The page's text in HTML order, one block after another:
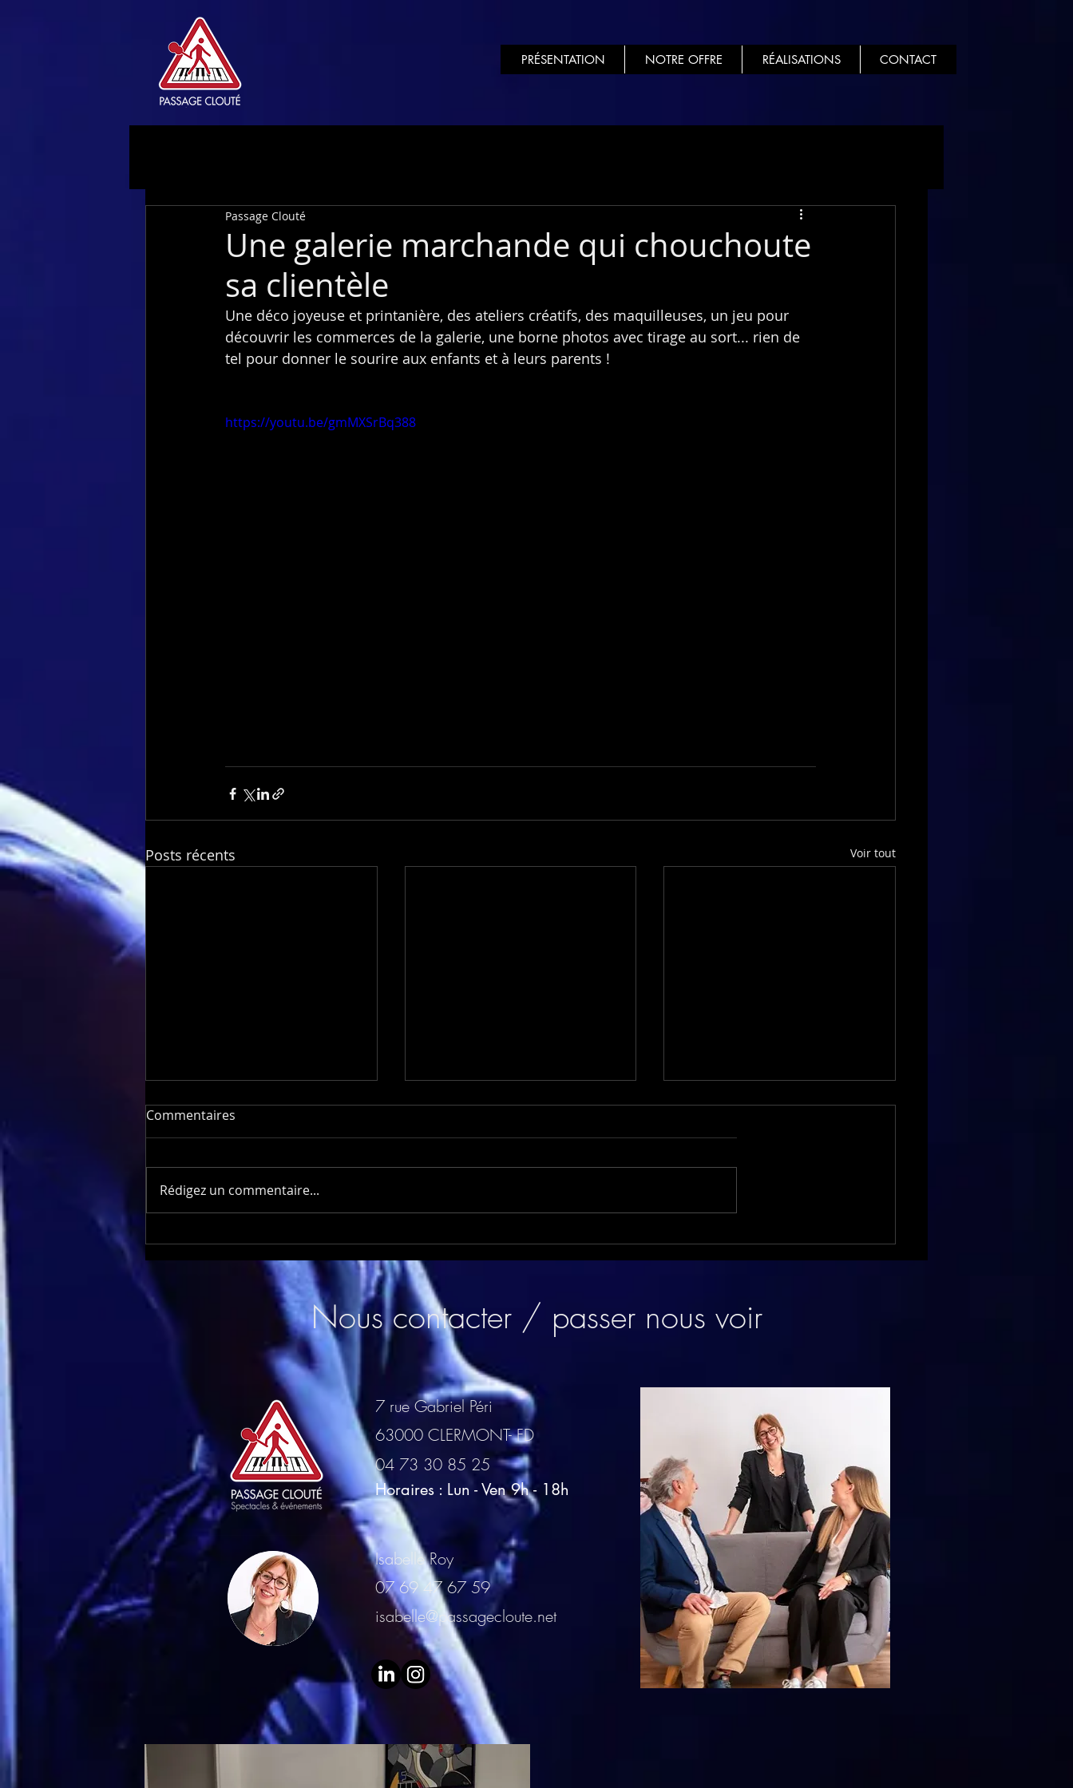
PRÉSENTATION NOTRE OFFRE RÉALISATIONS CONTACT
Une galerie marchande qui chouchoute
sa clientèle
Passage Clouté
Une déco joyeuse et printanière, des ateliers créatifs, des maquilleuses, un jeu pour
découvrir les commerces de la galerie, une borne photos avec tirage au sort... rien de
tel pour donner le sourire aux enfants et à leurs parents !
https://youtu.be/gmMXSrBq388
Posts récents Voir tout
marchande
Store Clermont Fd
Commentaires
Rédigez un commentaire...
Nous contacter / passer nous voir
7 rue Gabriel Péri
63000 CLERMONT- FD
04 73 30 85 25
Horaires : Lun - Ven 9h - 18h
Isabelle Roy
07 69 47 67 59
isabelle@passagecloute.net